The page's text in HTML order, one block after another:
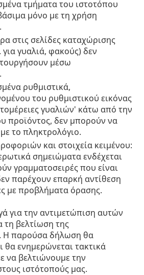
τμήματα του ιστοτόπου
μόνο με τη χρήση
στις σελίδες καταχώρισης
γυαλιά, φακούς) δεν
μέσω
ρυθμιστικά,
του ρυθμιστικού εικόνας
γυαλιών' κάτω από την
προϊόντος, δεν μπορούν να
το πληκτρολόγιο.
και στοιχεία κειμένου:
σημειώματα ενδέχεται
γραμματοσειρές που είναι
παρέχουν επαρκή αντίθεση
με προβλήματα όρασης.
για την αντιμετώπιση αυτών
τη βελτίωση της
Η παρούσα δήλωση θα
θα ενημερώνεται τακτικά
να βελτιώνουμε την
ιστότοπούς μας.